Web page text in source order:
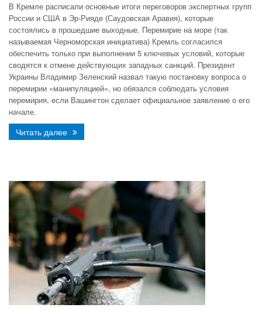
В Кремле расписали основные итоги переговоров экспертных групп
России и США в Эр-Рияде (Саудовская Аравия), которые
состоялись в прошедшие выходные. Перемирие на море (так
называемая Черноморская инициатива) Кремль согласился
обеспечить только при выполнении 5 ключевых условий, которые
сводятся к отмене действующих западных санкций. Президент
Украины Владимир Зеленский назвал такую постановку вопроса о
перемирии «манипуляцией», но обязался соблюдать условия
перемирия, если Вашингтон сделает официальное заявление о его
начале.
Читать далее